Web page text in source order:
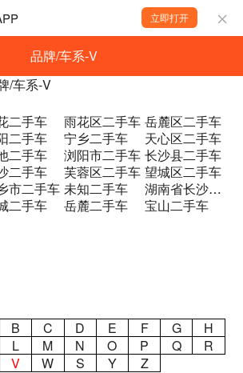
立即打开
品牌/车系-V
/车系-V
二手车 雨花区二手车 岳麓区二手车
二手车 宁乡二手车
天心区二手车
二手车 浏阳市二手车 长沙县二手车
二手车 芙蓉区二手车 望城区二手车
市二手车 未知二手车
湖南省长沙市望城区永通大道永通集团一楼 二手车
二手车 岳麓二手车
宝山二手车
B C D E F G
H
L M N O P Q
R
V W S Y
Z